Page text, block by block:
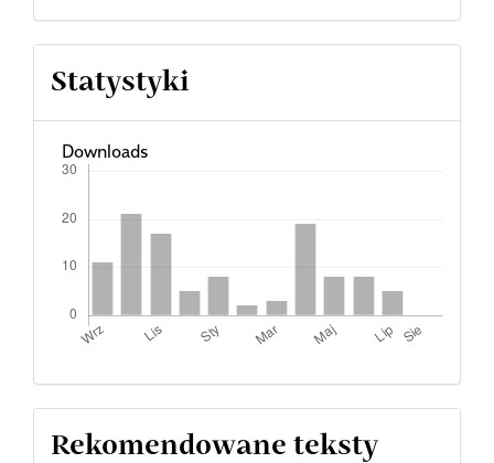
Statystyki
Downloads
Rekomendowane teksty